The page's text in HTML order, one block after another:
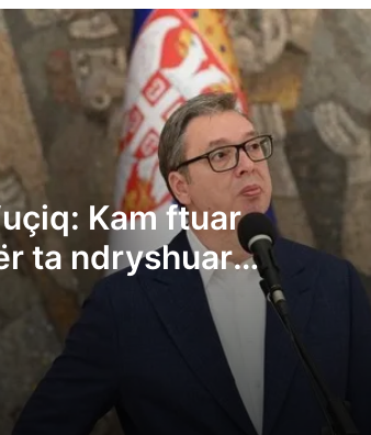
Kam ftuar
ta ndryshuar
po malltretojnë
– të shohim si do